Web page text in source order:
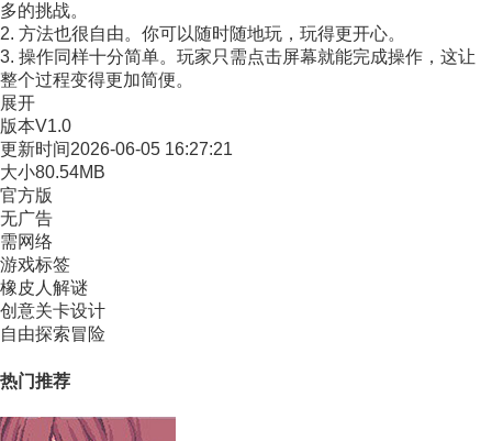
多的挑战。
2. 方法也很自由。你可以随时随地玩，玩得更开心。
3. 操作同样十分简单。玩家只需点击屏幕就能完成操作，这让
整个过程变得更加简便。
展开
版本V1.0
更新时间2026-06-05 16:27:21
大小80.54MB
官方版
无广告
需网络
游戏标签
橡皮人解谜
创意关卡设计
自由探索冒险
热门推荐